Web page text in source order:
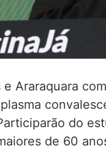
Araraquara
do
de 60